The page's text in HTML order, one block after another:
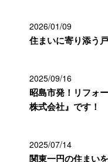
2026/01/09
住まいに寄り添う
2025/09/16
昭島市発！リフォ
株式会社』です！
2025/07/14
関東一円の住まい